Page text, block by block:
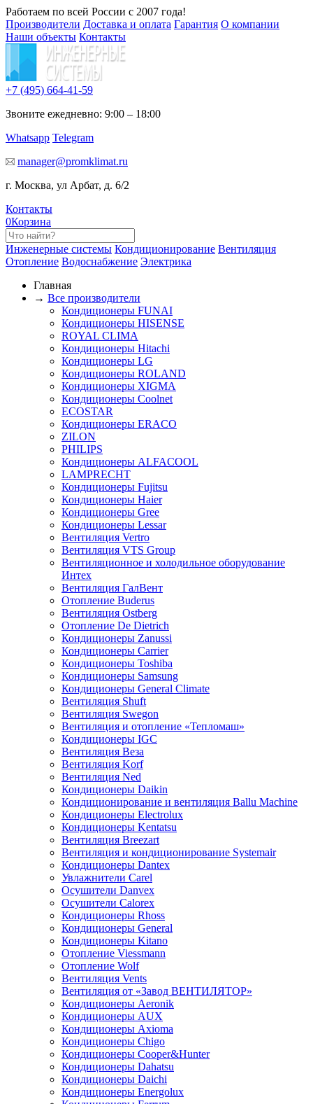
Работаем по всей России с 2007 года!
Производители Доставка и оплата Гарантия О компании
Наши объекты Контакты
+7 (495) 664-41-59
Звоните ежедневно: 9:00 – 18:00
Whatsapp Telegram
manager@promklimat.ru
г. Москва, ул Арбат, д. 6/2
Контакты
0Корзина
Инженерные системы Кондиционирование Вентиляция
Отопление Водоснабжение Электрика
Главная
→ Все производители
Кондиционеры FUNAI
Кондиционеры HISENSE
ROYAL CLIMA
Кондиционеры Hitachi
Кондиционеры LG
Кондиционеры ROLAND
Кондиционеры XIGMA
Кондиционеры Coolnet
ECOSTAR
Кондиционеры ERACO
ZILON
PHILIPS
Кондиционеры ALFACOOL
LAMPRECHT
Кондиционеры Fujitsu
Кондиционеры Haier
Кондиционеры Gree
Кондиционеры Lessar
Вентиляция Vertro
Вентиляция VTS Group
Вентиляционное и холодильное оборудование
Интех
Вентиляция ГалВент
Отопление Buderus
Вентиляция Ostberg
Отопление De Dietrich
Кондиционеры Zanussi
Кондиционеры Carrier
Кондиционеры Toshiba
Кондиционеры Samsung
Кондиционеры General Climate
Вентиляция Shuft
Вентиляция Swegon
Вентиляция и отопление «Тепломаш»
Кондиционеры IGC
Вентиляция Веза
Вентиляция Korf
Вентиляция Ned
Кондиционеры Daikin
Кондиционирование и вентиляция Ballu Machine
Кондиционеры Electrolux
Кондиционеры Kentatsu
Вентиляция Breezart
Вентиляция и кондиционирование Systemair
Кондиционеры Dantex
Увлажнители Carel
Осушители Danvex
Осушители Calorex
Кондиционеры Rhoss
Кондиционеры General
Кондиционеры Kitano
Отопление Viessmann
Отопление Wolf
Вентиляция Vents
Вентиляция от «Завод ВЕНТИЛЯТОР»
Кондиционеры Aeronik
Кондиционеры AUX
Кондиционеры Axioma
Кондиционеры Chigo
Кондиционеры Cooper&Hunter
Кондиционеры Dahatsu
Кондиционеры Daichi
Кондиционеры Energolux